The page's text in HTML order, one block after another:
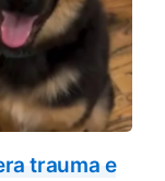
trauma e